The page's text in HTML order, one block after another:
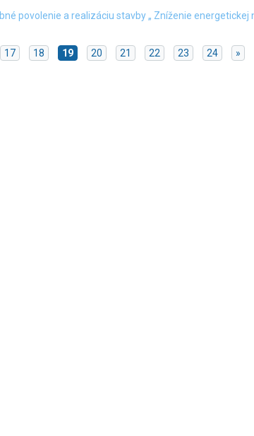
povolenie a realizáciu stavby „ Zníženie energetickej
17 18 19 20 21 22 23 24 »